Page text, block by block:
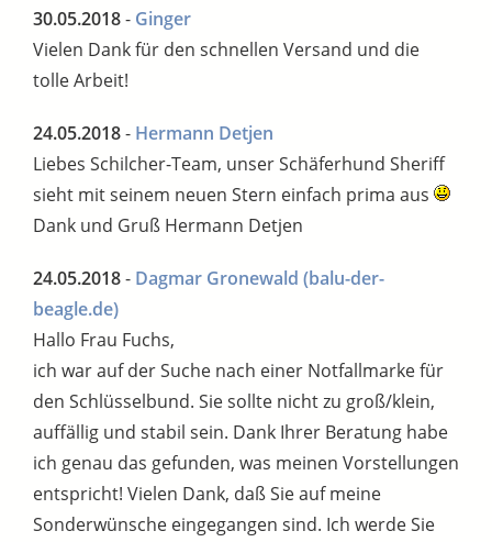
30.05.2018- Ginger
Vielen Dank für den schnellen Versand und die
tolle Arbeit!
24.05.2018- Hermann Detjen
Liebes Schilcher-Team, unser Schäferhund Sheriff
sieht mit seinem neuen Stern einfach prima aus
Dank und Gruß Hermann Detjen
24.05.2018- Dagmar Gronewald (balu-der-
beagle.de)
Hallo Frau Fuchs,
ich war auf der Suche nach einer Notfallmarke für
den Schlüsselbund. Sie sollte nicht zu groß/klein,
auffällig und stabil sein. Dank Ihrer Beratung habe
ich genau das gefunden, was meinen Vorstellungen
entspricht! Vielen Dank, daß Sie auf meine
Sonderwünsche eingegangen sind. Ich werde Sie